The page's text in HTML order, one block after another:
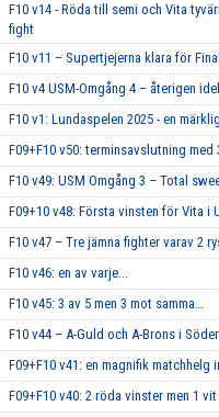
F10 v14 - Röda till semi och Vita
fight
F10 v11 – Supertjejerna klara för
F10 v4 USM-Omgång 4 – återigen
F10 v1: Lundaspelen 2025 - en
F09+F10 v50: terminsavslutning
F10 v49: USM Omgång 3 – Total
F09+10 v48: Första vinsten för Vita i
F10 v47 – Tre jämna fighter varav 2
F10 v46: en av varje...
F10 v45: 3 av 5 men 3 mot samma…
F10 v44 – A-Guld och A-Brons i
F09+F10 v41: en magnifik matchhelg
F09+F10 v40: 2 röda vinster men 1